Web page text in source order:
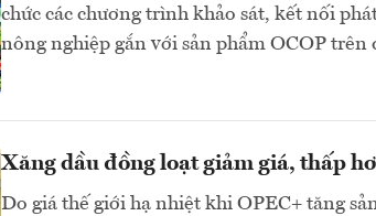
chức các chương trình khảo sát, kết nối
nông nghiệp gắn với sản phẩm OCOP
Xăng dầu đồng loạt giảm giá, thấp
Do giá thế giới hạ nhiệt khi OPEC+ tăng